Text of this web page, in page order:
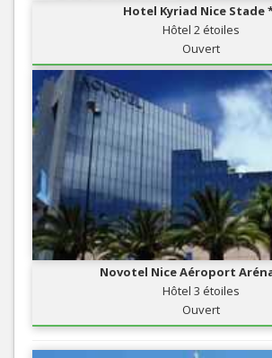
Hotel Kyriad Nice Stade
Hôtel 2 étoiles
Ouvert
Novotel Nice Aéroport
Hôtel 3 étoiles
Ouvert